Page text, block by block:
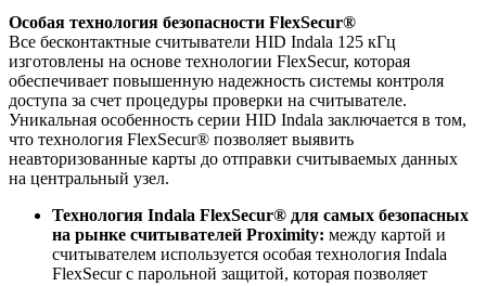
Особая технология безопасности FlexSecur®
Все бесконтактные считыватели HID Indala 125 кГц
изготовлены на основе технологии FlexSecur, которая
обеспечивает повышенную надежность системы контроля
доступа за счет процедуры проверки на считывателе.
Уникальная особенность серии HID Indala заключается в том,
что технология FlexSecur® позволяет выявить
неавторизованные карты до отправки считываемых данных
на центральный узел.
Технология Indala FlexSecur® для самых безопасных
на рынке считывателей Proximity: между картой и
считывателем используется особая технология Indala
FlexSecur с парольной защитой, которая позволяет